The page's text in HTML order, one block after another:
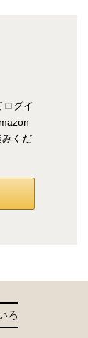
グイ
くだ
ろ